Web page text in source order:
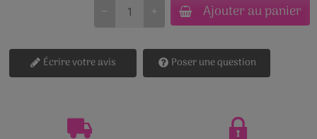
+
− Ajouter au panier
Écrire votre avis Poser une question